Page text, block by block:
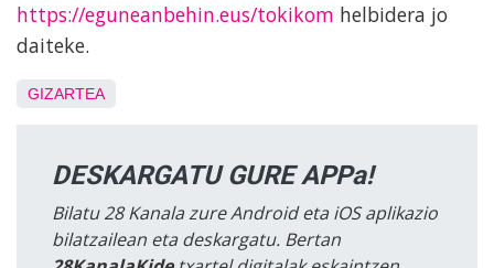
https://eguneanbehin.eus/tokikom helbidera jo
daiteke.
GIZARTEA
DESKARGATU GURE APPa!
Bilatu 28 Kanala zure Android eta iOS aplikazio
bilatzailean eta deskargatu. Bertan